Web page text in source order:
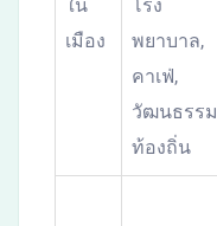
ใน
เมือง
โรง
พยาบาล,
คาเฟ่,
วัฒนธรรม
ท้องถิ่น